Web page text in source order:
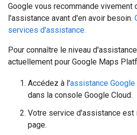
Google vous recommande vivement
l'assistance avant d'en avoir besoin.
services d'assistance.
Pour connaître le niveau
actuellement pour Google Maps
Accédez à l'assistance
dans la console Google Cloud.
Votre service d'assistance est
page.